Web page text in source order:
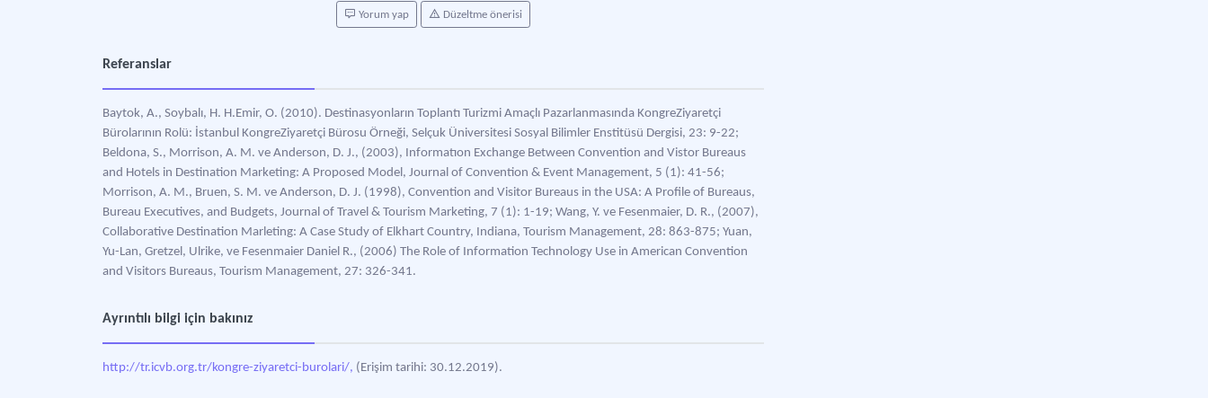
Yorum yap Düzeltme önerisi
Referanslar
Baytok, A., Soybalı, H. H.Emir, O. (2010). Destinasyonların Toplantı Turizmi Amaçlı Pazarlanmasında KongreZiyaretçi
Bürolarının Rolü: İstanbul KongreZiyaretçi Bürosu Örneği, Selçuk Üniversitesi Sosyal Bilimler Enstitüsü Dergisi, 23: 9-22;
Beldona, S., Morrison, A. M. ve Anderson, D. J., (2003), Informatıon Exchange Between Convention and Vistor Bureaus
and Hotels in Destination Marketing: A Proposed Model, Journal of Convention & Event Management, 5 (1): 41-56;
Morrison, A. M., Bruen, S. M. ve Anderson, D. J. (1998), Convention and Visitor Bureaus in the USA: A Profile of Bureaus,
Bureau Executives, and Budgets, Journal of Travel & Tourism Marketing, 7 (1): 1-19; Wang, Y. ve Fesenmaier, D. R., (2007),
Collaborative Destination Marleting: A Case Study of Elkhart Country, Indiana, Tourism Management, 28: 863-875; Yuan,
Yu-Lan, Gretzel, Ulrike, ve Fesenmaier Daniel R., (2006) The Role of Information Technology Use in American Convention
and Visitors Bureaus, Tourism Management, 27: 326-341.
Ayrıntılı bilgi için bakınız
http://tr.icvb.org.tr/kongre-ziyaretci-burolari/, (Erişim tarihi: 30.12.2019).